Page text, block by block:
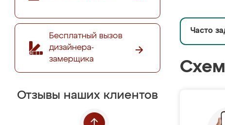
Бесплатный вызов
дизайнера-
замерщика
Отзывы наших клиентов
Часто